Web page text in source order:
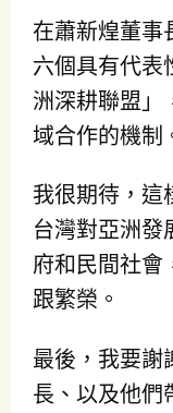
在蕭新煌董事
六個具有代表
洲深耕聯盟」
域合作的機制
我很期待，這
台灣對亞洲發
府和民間社會
跟繁榮。
最後，我要謝
長、以及他們